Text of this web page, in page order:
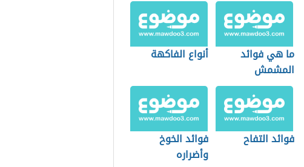
ما هي فوائد
المشمش
أنواع الفاكهة
فوائد التفاح
فوائد الخوخ
وأضراره